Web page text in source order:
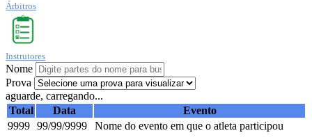
Árbitros
Instrutores
Nome
Prova
aguarde, carregando...
Total
Data
Evento
9999 99/99/9999 Nome do evento em que o atleta participou